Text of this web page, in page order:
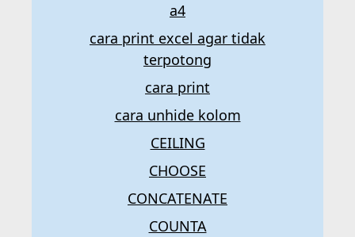
a4
cara print excel agar tidak
terpotong
cara print
cara unhide kolom
CEILING
CHOOSE
CONCATENATE
COUNTA